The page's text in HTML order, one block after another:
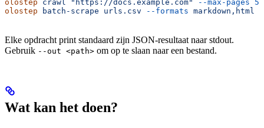
olostep crawl "https://docs.example.com" --max-pages 50
olostep batch-scrape urls.csv --formats markdown,html
Elke opdracht print standaard zijn JSON-resultaat naar stdout.
Gebruik --out <path> om op te slaan naar een bestand.
Wat kan het doen?